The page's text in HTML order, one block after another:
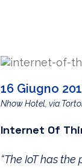
16 Giugno
Nhow Hotel, via
Internet Of
“The IoT has